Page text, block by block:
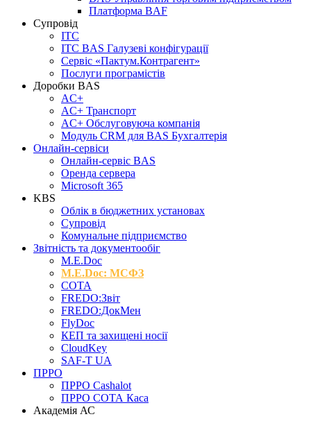
Платформа BAF
Супровід
ІТС
ІТС BAS Галузеві конфігурації
Сервіс «Пактум.Контрагент»
Послуги програмістів
Доробки BAS
AC+
AC+ Транспорт
AC+ Обслуговуюча компанія
Модуль CRM для BAS Бухгалтерія
Онлайн-сервіси
Онлайн-сервіс BAS
Оренда сервера
Microsoft 365
KBS
Облік в бюджетних установах
Супровід
Комунальне підприємство
Звітність та документообіг
M.Е.Doc
M.E.Doc: МСФЗ
СОТА
FREDO:Звіт
FREDO:ДокМен
FlyDoc
КЕП та захищені носії
CloudKey
SAF-T UA
ПРРО
ПРРО Cashalot
ПРРО СОТА Каса
Академія АС